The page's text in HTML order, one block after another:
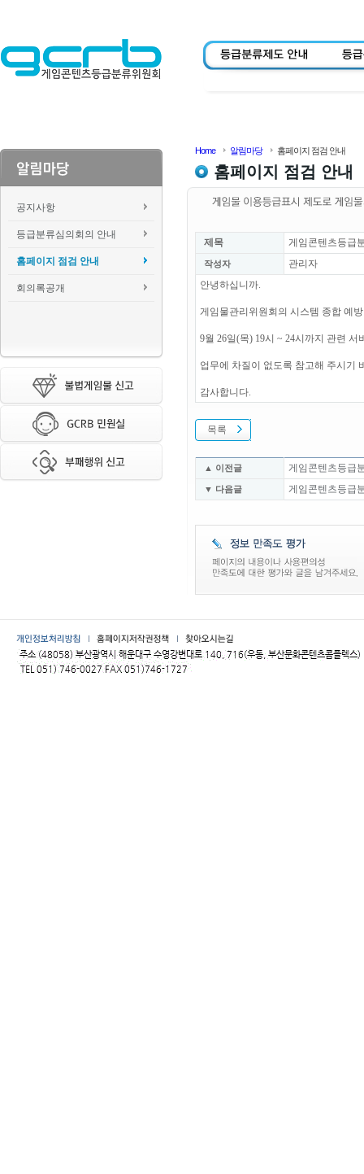
공지사항
등급분류심의회의 안내
홈페이지 점검 안내
회의록공개
Home 알림마당 홈페이지 점검 안내
홈페이지 점검 안내
제목 게임콘텐츠등급
작성자
관리자
안녕하십니까.
게임물관리위원회의 시스템 종합 예
9월 26일(목) 19시 ~ 24시까지 관련
업무에 차질이 없도록 참고해 주시기
감사합니다.
목록
▲ 이전글 게임콘텐츠등급
▼ 다음글 게임콘텐츠등급